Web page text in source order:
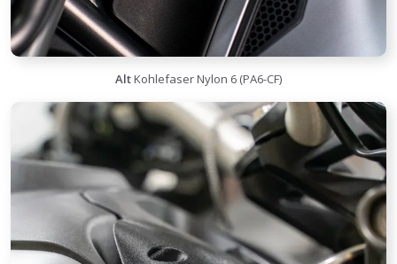
AltKohlefaser Nylon 6 (PA6-CF)